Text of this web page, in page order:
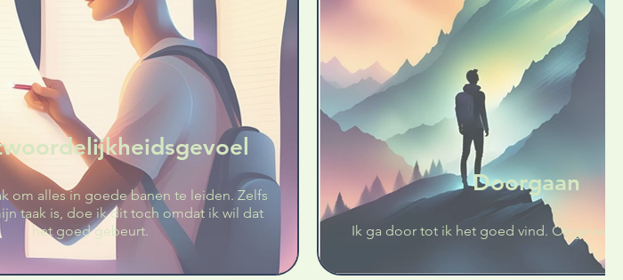
om alles in goede banen te leiden. Zelfs
taak is, doe ik dit toch omdat ik wil dat
het goed gebeurt.
Doorgaan
Ik ga door tot ik het goed vind. Opgeven